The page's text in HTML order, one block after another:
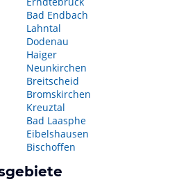
Bad Endbach
Lahntal
Dodenau
Haiger
Neunkirchen
Breitscheid
Bromskirchen
Kreuztal
Bad Laasphe
Eibelshausen
Bischoffen